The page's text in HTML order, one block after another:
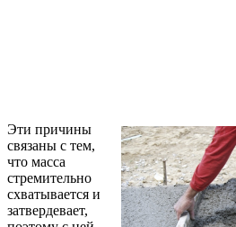
Эти причины
связаны с тем,
что масса
стремительно
схватывается и
затвердевает,